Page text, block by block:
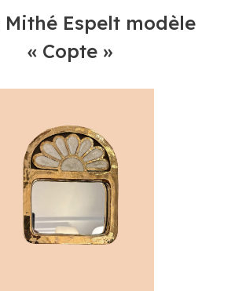
Espelt modèle
« Copte »